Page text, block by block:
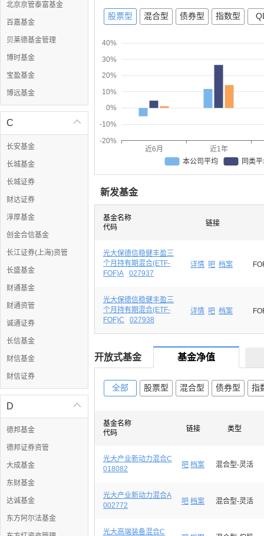
北京京管泰富基金
百嘉基金
贝莱德基金管理
博时基金
宝盈基金
博远基金

C
长安基金
长城基金
长城证券
财达证券
淳厚基金
创金合信基金
长江证券(上海)资管
长盛基金
财通基金
财通资管
诚通证券
长信基金
财信基金
财信证券

D
德邦基金
德邦证券资管
大成基金
东财基金
达诚基金
东方阿尔法基金
股票型 混合型 债券型 指数型
-20%
-10%
0%
10%
20%
30%
40%
近6月
近1年
本公司平均
同类
新发基金
基金名称
代码
链接
光大保德信稳健丰盈三
个月持有期混合(ETF-
FOF)A
027937
详情 吧 档案
光大保德信稳健丰盈三
个月持有期混合(ETF-
FOF)C
027938
详情 吧 档案
开放式基金 基金净值
全部 股票型 混合型 债券型 指
基金名称
代码
链接 类型
光大产业新动力混合C
018082
吧 档案 混合型-灵活
光大产业新动力混合A
002772
吧 档案 混合型-灵活
光大高端装备混合C